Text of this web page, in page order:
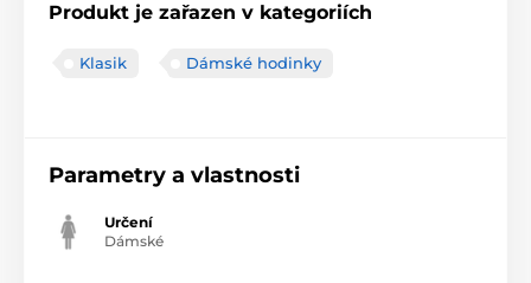
Produkt je zařazen v kategoriích
Klasik Dámské hodinky
Parametry a vlastnosti
Určení
Dámské